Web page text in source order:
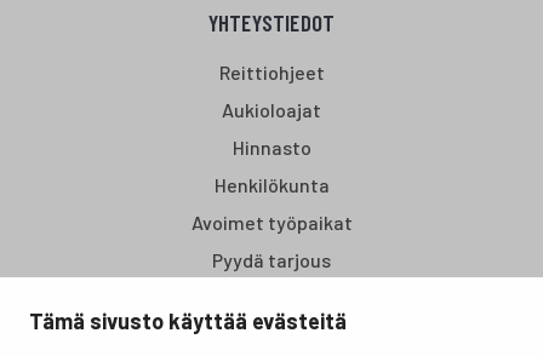
Tämä sivusto käyttää evästeitä
YHTEYSTIEDOT
Reittiohjeet
Aukioloajat
Hinnasto
Henkilökunta
Avoimet työpaikat
Pyydä tarjous